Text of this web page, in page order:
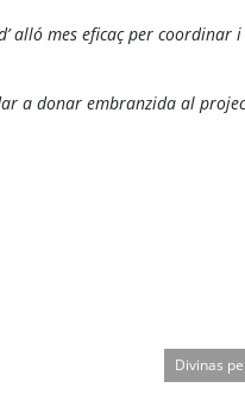
alló mes eficaç per coordinar
a donar embranzida al
Divinas